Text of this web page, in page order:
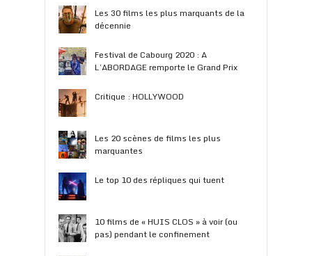
Les 30 films les plus marquants de la
décennie
Festival de Cabourg 2020 : A
L’ABORDAGE remporte le Grand Prix
Critique : HOLLYWOOD
Les 20 scènes de films les plus
marquantes
Le top 10 des répliques qui tuent
10 films de « HUIS CLOS » à voir (ou
pas) pendant le confinement